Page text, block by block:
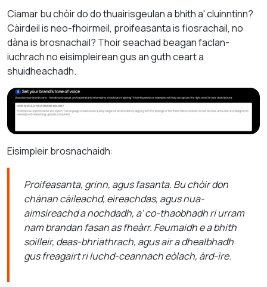
Ciamar bu chòir do do thuairisgeulan a bhith a' cluinntinn?
Càirdeil is neo-fhoirmeil, proifeasanta is fiosrachail, no
dàna is brosnachail? Thoir seachad beagan faclan-
iuchrach no eisimpleirean gus an guth ceart a
shuidheachadh.
Eisimpleir brosnachaidh:
Proifeasanta, grinn, agus fasanta. Bu chòir don
chànan càileachd, eireachdas, agus nua-
aimsireachd a nochdadh, a' co-thaobhadh ri urram
nam brandan fasan as fheàrr. Feumaidh e a bhith
soilleir, deas-bhriathrach, agus air a dhealbhadh
gus freagairt ri luchd-ceannach eòlach, àrd-ìre.